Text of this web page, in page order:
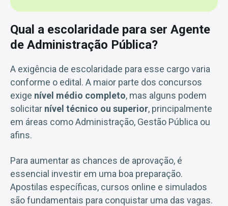
Qual a escolaridade para ser Agente
de Administração Pública?
A exigência de escolaridade para esse cargo varia
conforme o edital. A maior parte dos concursos
exige nível médio completo, mas alguns podem
solicitar nível técnico ou superior, principalmente
em áreas como Administração, Gestão Pública ou
afins.
Para aumentar as chances de aprovação, é
essencial investir em uma boa preparação.
Apostilas específicas, cursos online e simulados
são fundamentais para conquistar uma das vagas.